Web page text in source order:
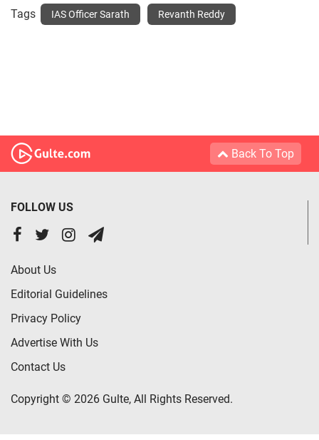
Tags IAS Officer Sarath Revanth Reddy
Back To Top
FOLLOW US
About Us
Editorial Guidelines
Privacy Policy
Advertise With Us
Contact Us
Copyright © 2026 Gulte, All Rights Reserved.